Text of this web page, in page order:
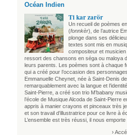
Océan Indien
Ti kar zarör
Un recueil de poèmes
(fonnkèr), de l’autrice
plonge dans ses
textes sont mis en
compositeur et
ressort des chansons en séga ou maloya
leurs parents. Les poèmes sont à chaque
qui a créé pour l’occasion des
Emmanuelle Cheynet, née à Saint-Denis
remarquablement avec la langue et
Saint-Pierre, a créé son trio M’babany
l’école de Musique Alcoda de Saint-Pierre
appris à manier crayons et pinceaux très
et son travail d’illustratrice pour ce livre à
L’ensemble est très réussi, il nous
›